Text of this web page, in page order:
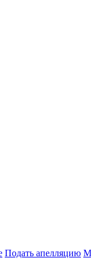
Подать апелляцию